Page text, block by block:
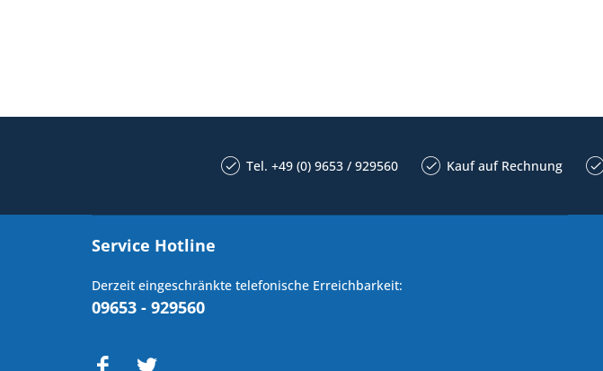
Tel. +49 (0) 9653 / 929560 Kauf auf Rechnung
Service Hotline
Derzeit eingeschränkte telefonische Erreichbarkeit:
09653 - 929560